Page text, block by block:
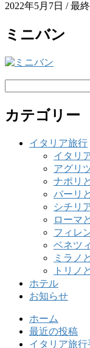
2022年5月7日 / 最
ミニバン
カテゴリー
イタリア旅行
イタリ
アグリ
ナポリ
バーリ
シチリ
ローマ
フィレ
ベネツ
ミラノ
トリノ
ホテル
お知らせ
ホーム
最近の投稿
イタリア旅行